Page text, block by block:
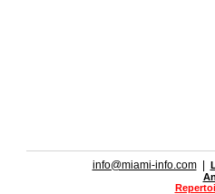
info@miami-info.com|